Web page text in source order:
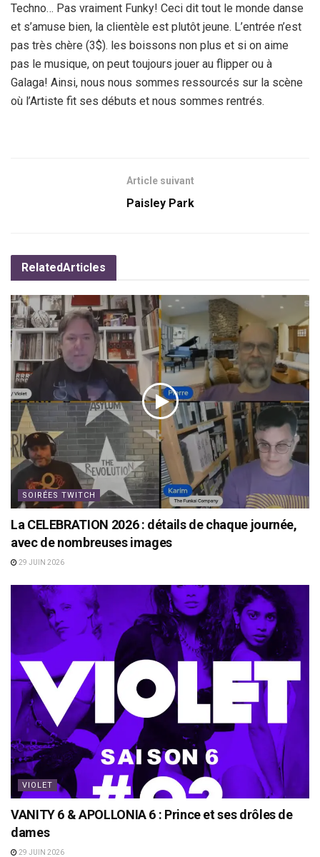
Techno… Pas vraiment Funky! Ceci dit tout le monde danse
et s’amuse bien, la clientèle est plutôt jeune. L’entrée n’est
pas très chère (3$). les boissons non plus et si on aime
pas le musique, on peut toujours jouer au flipper ou à
Galaga! Ainsi, nous nous sommes ressourcés sur la scène
où l’Artiste fit ses débuts et nous sommes rentrés.
Article suivant
Paisley Park
RelatedArticles
SOIRÉES TWITCH
La CELEBRATION 2026 : détails de chaque journée,
avec de nombreuses images
29 JUIN 2026
VIOLET
VANITY 6 & APOLLONIA 6 : Prince et ses drôles de
dames
29 JUIN 2026